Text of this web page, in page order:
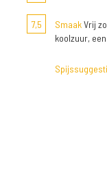
7,5 SmaakVrij
koolzuur,